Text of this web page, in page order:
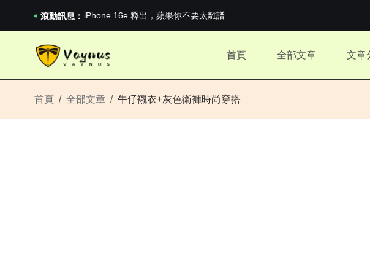
滾動訊息： 2026澳網男單收官：全滿貫對上全滿亞，德約...
《巔峰守衛 Highguard》正式上線，官...
2026澳網男單收官：全滿貫對上全滿亞，德約...
首頁 全部文章 文章
首頁 全部文章 牛仔襯衣+灰色衛褲時尚穿搭